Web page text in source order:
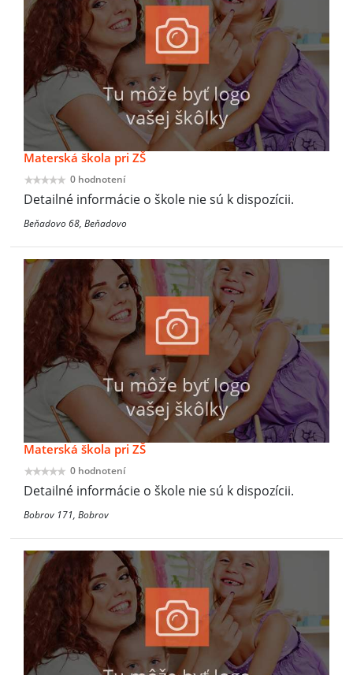
Materská škola pri ZŠ
0 hodnotení
Detailné informácie o škole nie sú k dispozícii.
Beňadovo 68, Beňadovo
Materská škola pri ZŠ
0 hodnotení
Detailné informácie o škole nie sú k dispozícii.
Bobrov 171, Bobrov